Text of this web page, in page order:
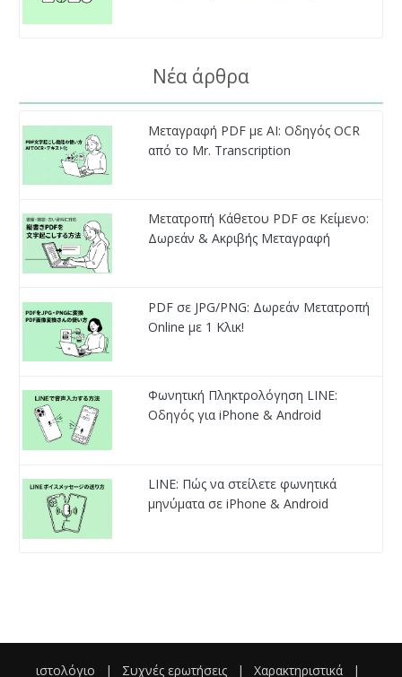
Νέα άρθρα
Μεταγραφή PDF με AI: Οδηγός OCR
από το Mr. Transcription
Μετατροπή Κάθετου PDF σε Κείμενο:
Δωρεάν & Ακριβής Μεταγραφή
PDF σε JPG/PNG: Δωρεάν Μετατροπή
Online με 1 Κλικ!
Φωνητική Πληκτρολόγηση LINE:
Οδηγός για iPhone & Android
LINE: Πώς να στείλετε φωνητικά
μηνύματα σε iPhone & Android
ιστολόγιο | Συχνές ερωτήσεις | Χαρακτηριστικά |